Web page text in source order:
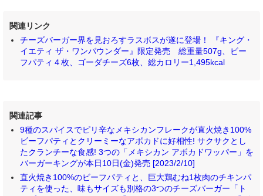
関連リンク
チーズバーガー界を見おろすラスボスが遂に登場！ 『キング・
イエティ ザ・ワンパウンダー』限定発売 総重量507g、ビー
フパティ４枚、ゴーダチーズ6枚、総カロリー1,495kcal
関連記事
9種のスパイスでピリ辛なメキシカンフレークが直火焼き100%
ビーフパティとクリーミーなアボカドに好相性! サクサクとし
たクランチーな食感! 3つの「メキシカン アボカドワッパー」を
バーガーキングが本日10日(金)発売 [2023/2/10]
直火焼き100%のビーフパティと、巨大鶏むね1枚肉のチキンパ
ティを使った、味もサイズも別格の3つのチーズバーガー「ト